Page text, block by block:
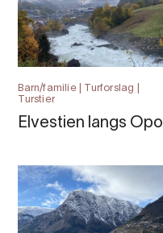
Barn/familie | Turforslag |
Turstier
Elvestien langs Opo